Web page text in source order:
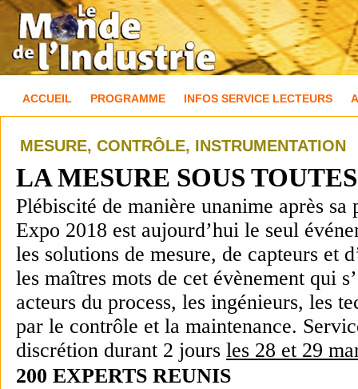
ACCUEIL PROGRAMME INFOS SERVICE LECTEURS
MESURE, CONTRÔLE, INSTRUMENTATION
LA MESURE SOUS
Plébiscité de manière unanime après
Expo 2018 est aujourd’hui le seul
les solutions de mesure, de capteurs et
les maîtres mots de cet évènement qui
acteurs du process, les ingénieurs, les
par le contrôle et la maintenance.
discrétion durant 2 jours les 28 et 29
200 EXPERTS REUNIS